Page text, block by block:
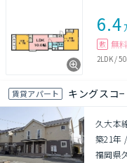
6.4
敷 無料
2LDK/
賃貸アパート キングスコ−
久大本
築21年
福岡県